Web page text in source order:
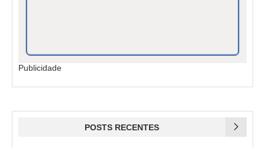
Publicidade
POSTS RECENTES